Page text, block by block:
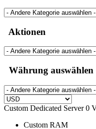
Aktionen
Währung auswählen
Custom Dedicated Server 0
Custom RAM